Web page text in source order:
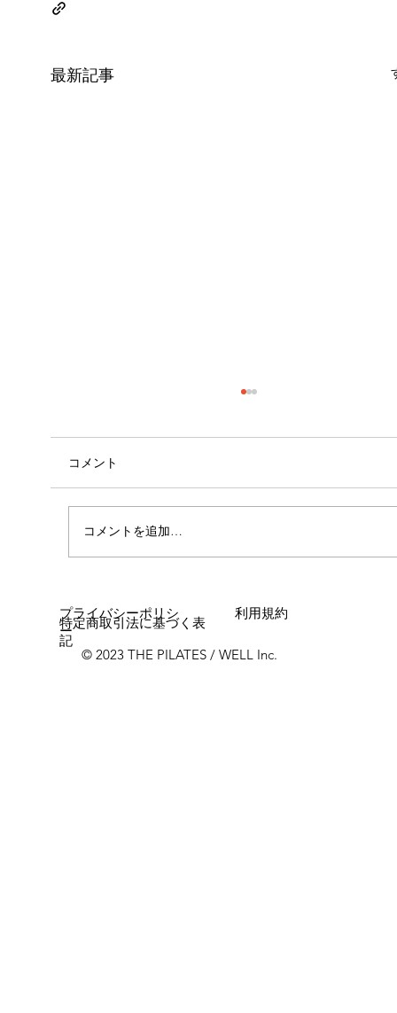
最新記事
コメント
コメントを追加…
© 2023 THE PILATES / WELL Inc.
プライバシーポリシ
ー
利用規約
特定商取引法に基づく表
記